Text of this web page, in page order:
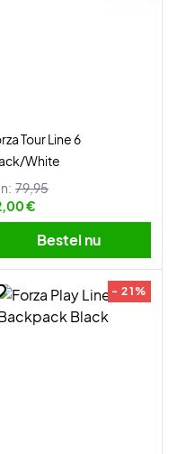
Tour Line 6
White
79,95
€
Bestel nu
- 21%